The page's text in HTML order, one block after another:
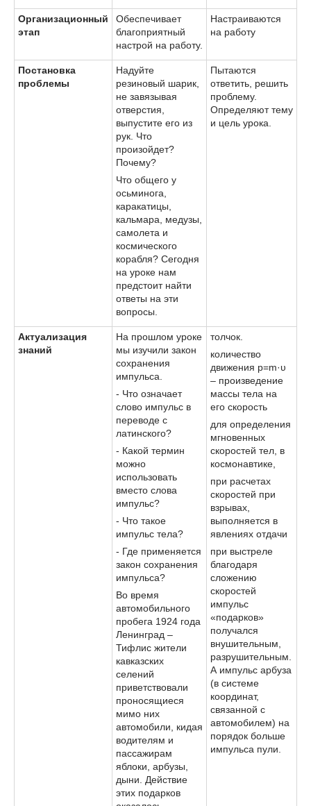
Организационный
этап
Обеспечивает
благоприятный
настрой на работу.
Настраиваются
на работу
Постановка
проблемы
Надуйте
резиновый шарик,
не завязывая
отверстия,
выпустите его из
рук. Что
произойдет?
Почему?
Что общего у
осьминога,
каракатицы,
кальмара, медузы,
самолета и
космического
корабля? Сегодня
на уроке нам
предстоит найти
ответы на эти
вопросы.
Пытаются
ответить, решить
проблему.
Определяют тему
и цель урока.
Актуализация
знаний
На прошлом уроке
мы изучили закон
сохранения
импульса.
- Что означает
слово импульс в
переводе с
латинского?
- Какой термин
можно
использовать
вместо слова
импульс?
- Что такое
импульс тела?
- Где применяется
закон сохранения
импульса?
Во время
автомобильного
пробега 1924 года
Ленинград –
Тифлис жители
кавказских
селений
приветствовали
проносящиеся
мимо них
автомобили, кидая
водителям и
пассажирам
яблоки, арбузы,
дыни. Действие
этих подарков
толчок.
количество
движения p=m·υ
– произведение
массы тела на
его скорость
для определения
мгновенных
скоростей тел, в
космонавтике,
при расчетах
скоростей при
взрывах,
выполняется в
явлениях отдачи
при выстреле
благодаря
сложению
скоростей
импульс
«подарков»
получался
внушительным,
разрушительным.
А импульс арбуза
(в системе
координат,
связанной с
автомобилем) на
порядок больше
импульса пули.